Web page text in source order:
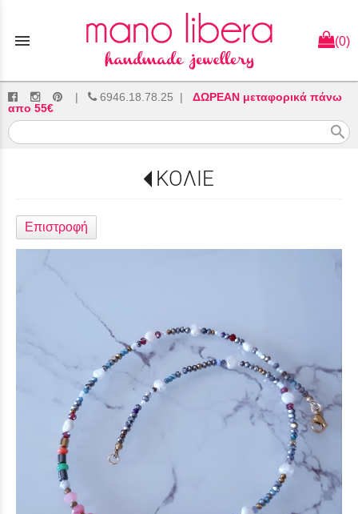
menu (0)
| 6946.18.78.25 | ΔΩΡΕΑΝ μεταφορικά πάνω
απο 55€
search
ΚΟΛΙΕ
Επιστροφή